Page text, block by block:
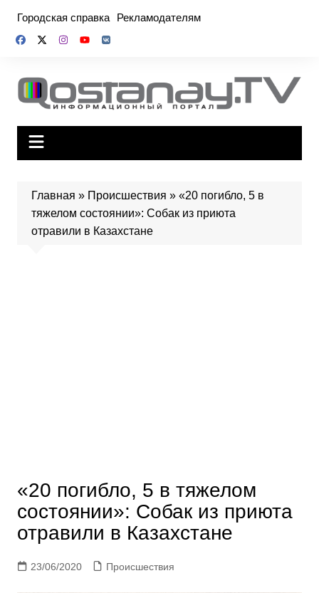
содержимому
Городская справка Рекламодателям
Главная » Происшествия » «20 погибло, 5 в
тяжелом состоянии»: Собак из приюта
отравили в Казахстане
«20 погибло, 5 в тяжелом
состоянии»: Собак из приюта
отравили в Казахстане
23/06/2020 Происшествия